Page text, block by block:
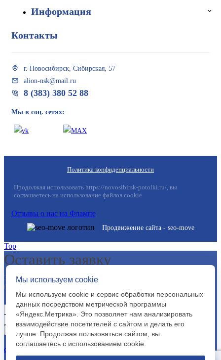
Информация
Контакты
г. Новосибирск, Сибирская, 57
alion-nsk@mail.ru
8 (383) 380 52 88
Мы в соц. сетях:
Политика конфиденциальности
Продолжая использовать https://novosibirsk-potolki.ru/, вы
соглашаетесь на использование файлов cookie
Отзывы о нас на Флампе
Продвижение сайта - seo-move
Мы используем cookie
Мы используем cookie и сервис обработки персональных
данных посредством метрической программы
«Яндекс.Метрика». Это позволяет нам анализировать
взаимодействие посетителей с сайтом и делать его
лучше. Продолжая пользоваться сайтом, вы
соглашаетесь с использованием cookie.
Top
Оставить заявку
Заполните форму ниже, указав ваши данные. В
ближайшее время мы свяжемся с вами.
Я согласен с условиями
Пользовательского
соглашения